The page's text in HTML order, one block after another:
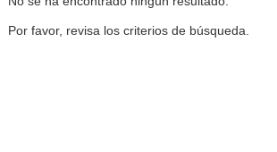
Por favor, revisa los criterios de búsqueda.